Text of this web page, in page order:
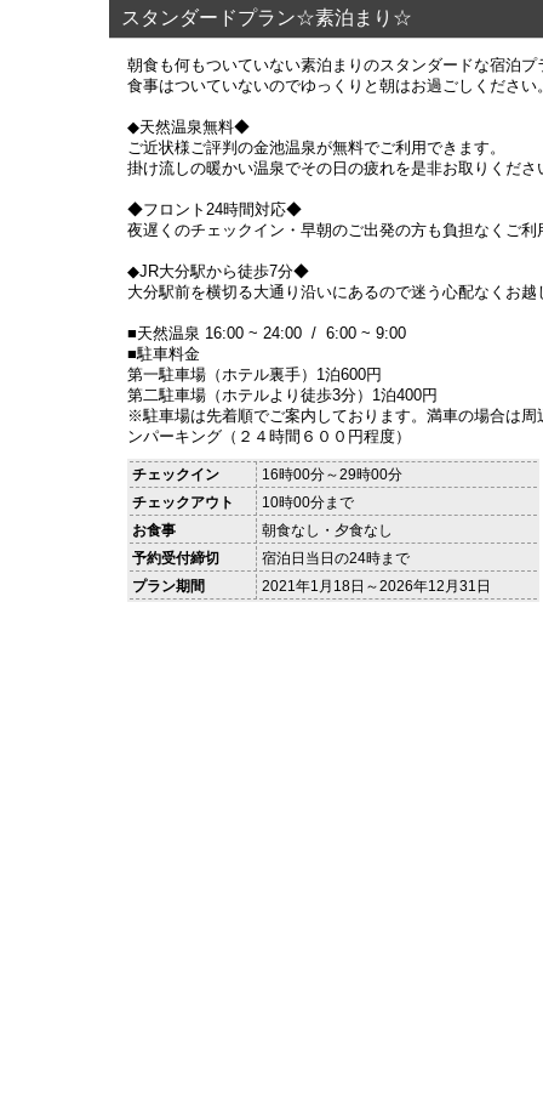
スタンダードプラン☆素泊まり☆
朝食も何もついていない素泊まりのスタンダードな宿泊プ
食事はついていないのでゆっくりと朝はお過ごしください
◆天然温泉無料◆
ご近状様ご評判の金池温泉が無料でご利用できます。
掛け流しの暖かい温泉でその日の疲れを是非お取りくださ
◆フロント24時間対応◆
夜遅くのチェックイン・早朝のご出発の方も負担なくご利
◆JR大分駅から徒歩7分◆
大分駅前を横切る大通り沿いにあるので迷う心配なくお越
■天然温泉 16:00 ~ 24:00 / 6:00 ~ 9:00
■駐車料金
第一駐車場（ホテル裏手）1泊600円
第二駐車場（ホテルより徒歩3分）1泊400円
※駐車場は先着順でご案内しております。満車の場合は周
ンパーキング（２４時間６００円程度）
チェックイン
16時00分～29時00分
チェックアウト
10時00分まで
お食事
朝食なし・夕食なし
予約受付締切
宿泊日当日の24時まで
プラン期間
2021年1月18日～2026年12月31日